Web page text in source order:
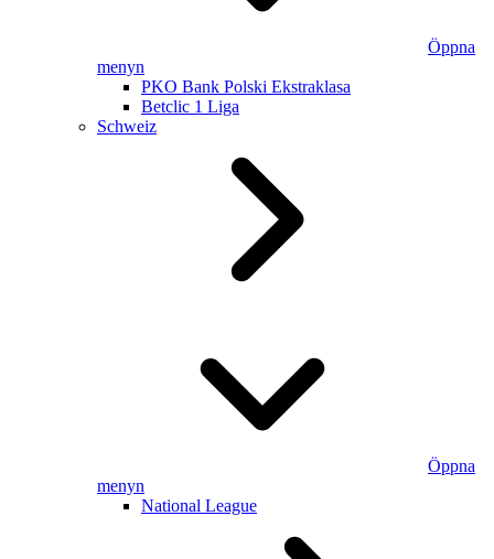
Öppna
menyn
PKO Bank Polski Ekstraklasa
Betclic 1 Liga
Schweiz
Öppna
menyn
National League